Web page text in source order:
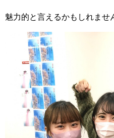
魅力的と言えるかもしれませ